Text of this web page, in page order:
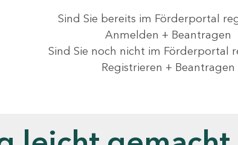
Sind Sie bereits im Förderportal
Anmelden + Beantragen
Sind Sie noch nicht im Förderportal
Registrieren + Beantragen